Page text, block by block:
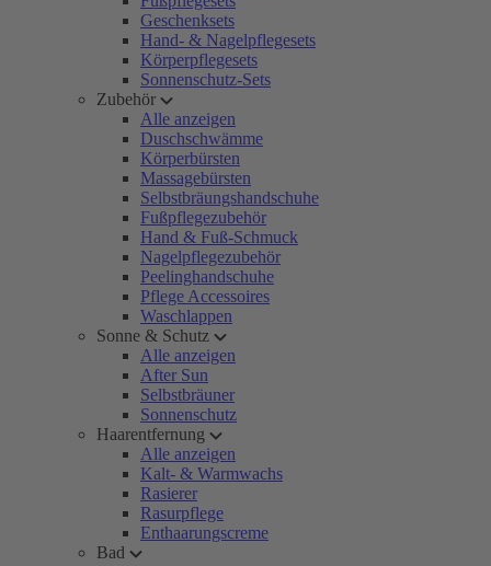
Geschenksets
Hand- & Nagelpflegesets
Körperpflegesets
Sonnenschutz-Sets
Zubehör
Alle anzeigen
Duschschwämme
Körperbürsten
Massagebürsten
Selbstbräungshandschuhe
Fußpflegezubehör
Hand & Fuß-Schmuck
Nagelpflegezubehör
Peelinghandschuhe
Pflege Accessoires
Waschlappen
Sonne & Schutz
Alle anzeigen
After Sun
Selbstbräuner
Sonnenschutz
Haarentfernung
Alle anzeigen
Kalt- & Warmwachs
Rasierer
Rasurpflege
Enthaarungscreme
Bad